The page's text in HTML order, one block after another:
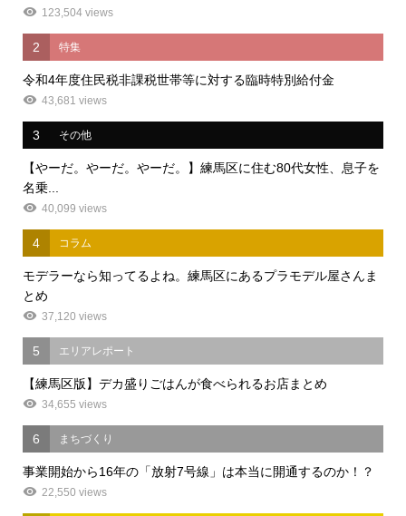
123,504 views
2 特集
令和4年度住民税非課税世帯等に対する臨時特別給付金
43,681 views
3 その他
【やーだ。やーだ。やーだ。】練馬区に住む80代女性、息子を
名乗...
40,099 views
4 コラム
モデラーなら知ってるよね。練馬区にあるプラモデル屋さんま
とめ
37,120 views
5 エリアレポート
【練馬区版】デカ盛りごはんが食べられるお店まとめ
34,655 views
6 まちづくり
事業開始から16年の「放射7号線」は本当に開通するのか！？
22,550 views